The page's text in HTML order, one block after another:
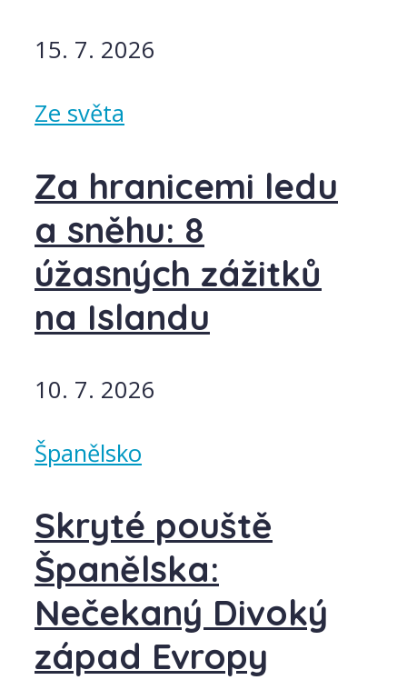
15. 7. 2026
Ze světa
Za hranicemi ledu
a sněhu: 8
úžasných zážitků
na Islandu
10. 7. 2026
Španělsko
Skryté pouště
Španělska:
Nečekaný Divoký
západ Evropy